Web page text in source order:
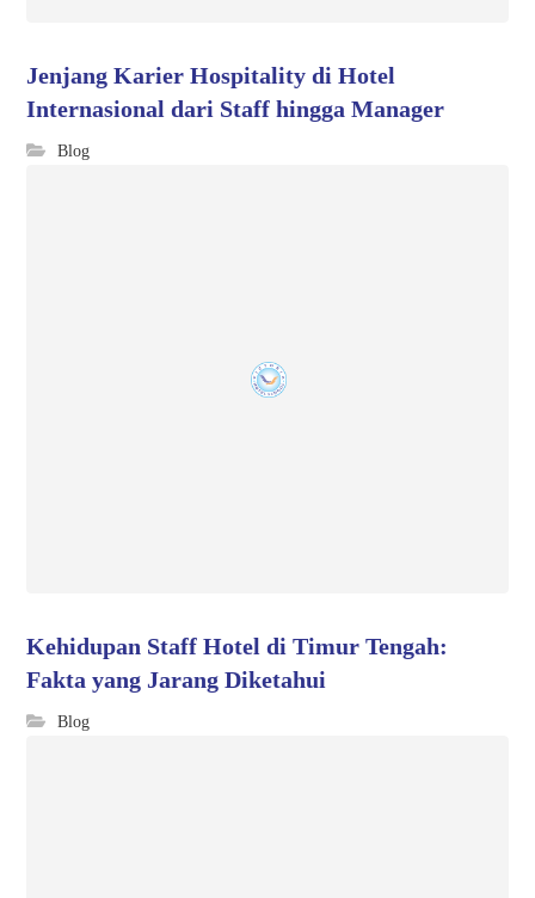
Jenjang Karier Hospitality di Hotel
Internasional dari Staff hingga Manager
Blog
Kehidupan Staff Hotel di Timur Tengah:
Fakta yang Jarang Diketahui
Blog